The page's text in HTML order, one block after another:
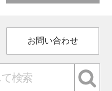
お問い合わせ